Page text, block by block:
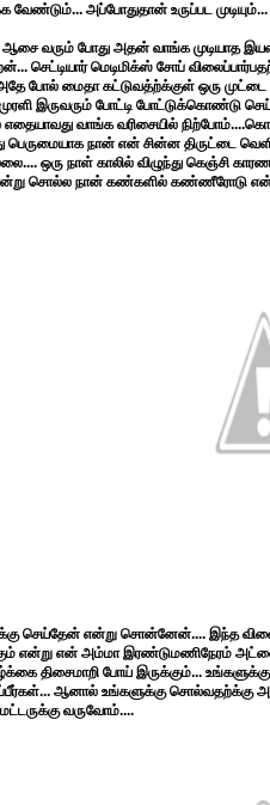
வேண்டும்... அப்போதுதான் உருப்பட முடியும்...
வரும் போது அதன் வாங்க முடியாத
செட்டியார் மெடிமிக்ஸ் சோப்
போல் மைதா கட்டுவத்ற்க்குள் ஒரு முட்டை
இருவரும் போட்டி போட்டுக்கொண்டு
எதையாவது வாங்க வரிசையில்
நான் என் சின்ன திருட்டை
ஒரு நாள் காலில் விழுந்து கெஞ்சி
சொல்ல நான் கண்களில் கண்ணீரோடு என்
செய்தேன் என்று சொன்னேன்.... இந்த
என்று என் அம்மா இரண்டுமணிநேரம்
திசைமாறி போய் இருக்கும்...
ஆனால் உங்களுக்கு சொல்வதற்க்கு
வருவோம்....